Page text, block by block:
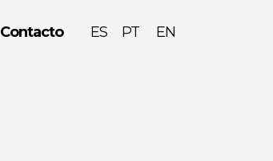
Contacto ESPAÑOL ENGLISH